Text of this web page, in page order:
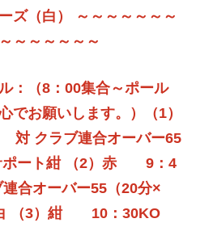
ズ（白） ～～～～～～～
～～～～～～
：（8：00集合～ポール
でお願いします。）
（1）
クラブ連合オーバー65
ポート紺 （2）赤 9：4
合オーバー55（20分×
（3）紺 10：30KO